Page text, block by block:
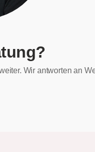
Wir antworten an